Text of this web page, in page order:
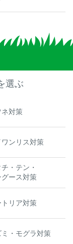
選ぶ
ネ対策
ワンリス対策
・テン・
グース対策
トリア対策
ミ・モグラ対策